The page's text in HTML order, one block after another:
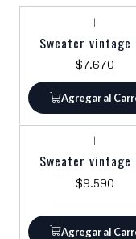
|
Sweater vintage
$7.670
Agregar al
|
Sweater vintage
$9.590
Agregar al